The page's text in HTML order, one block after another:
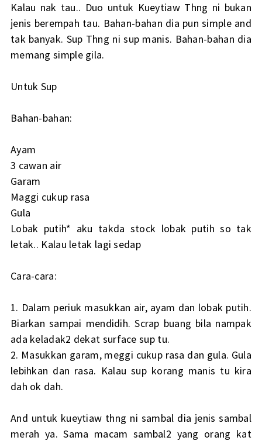
Kalau nak tau.. Duo untuk Kueytiaw Thng ni bukan
jenis berempah tau. Bahan-bahan dia pun simple and
tak banyak. Sup Thng ni sup manis. Bahan-bahan dia
memang simple gila.
Untuk Sup
Bahan-bahan:
Ayam
3 cawan air
Garam
Maggi cukup rasa
Gula
Lobak putih* aku takda stock lobak putih so tak
letak.. Kalau letak lagi sedap
Cara-cara:
1. Dalam periuk masukkan air, ayam dan lobak putih.
Biarkan sampai mendidih. Scrap buang bila nampak
ada keladak2 dekat surface sup tu.
2. Masukkan garam, meggi cukup rasa dan gula. Gula
lebihkan dan rasa. Kalau sup korang manis tu kira
dah ok dah.
And untuk kueytiaw thng ni sambal dia jenis sambal
merah ya. Sama macam sambal2 yang orang kat